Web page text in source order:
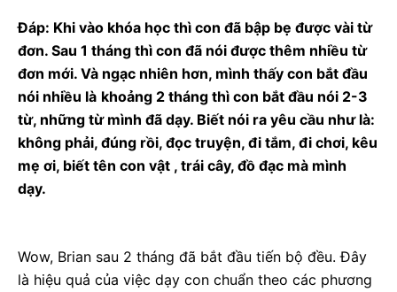
Đáp: Khi vào khóa học thì con đã bập bẹ được vài từ
đơn. Sau 1 tháng thì con đã nói được thêm nhiều từ
đơn mới. Và ngạc nhiên hơn, mình thấy con bắt đầu
nói nhiều là khoảng 2 tháng thì con bắt đầu nói 2-3
từ, những từ mình đã dạy. Biết nói ra yêu cầu như là:
không phải, đúng rồi, đọc truyện, đi tắm, đi chơi, kêu
mẹ ơi, biết tên con vật , trái cây, đồ đạc mà mình
dạy.
Wow, Brian sau 2 tháng đã bắt đầu tiến bộ đều. Đây
là hiệu quả của việc dạy con chuẩn theo các phương